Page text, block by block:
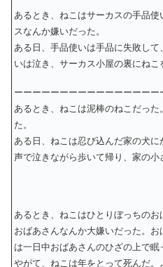
あるとき、ねこはサーカスの手品
スなんか嫌いだった。
ある日、手品使いは手品に失敗し
いは泣き、サーカス小屋の裏にねこ
ーーーーーーーーーーーーーーーー
あるとき、ねこは泥棒のねこだっ
た。
ある日、ねこは忍び込んだ家の犬
声で泣きながら歩いて帰り、家の小
あるとき、ねこはひとりぼっちのお
おばあさんなんか大嫌いだった。
は一日中おばあさんのひざの上で眠
やがて、ねこは年をとって死んだ